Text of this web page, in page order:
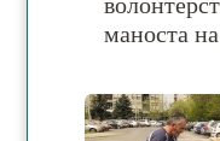
ма­но­ста